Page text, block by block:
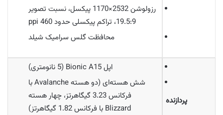
رزولوشن 2532×1170 پیکسل، نسبت تصویر
19.5:9، تراکم پیکسلی حدود 460 ppi
محافظت گلس سرامیک شیلد
پردازنده
اپل Bionic A15 (5 نانومتری)
شش هسته‌ای (دو هسته Avalanche با
فرکانس 3.23 گیگاهرتز، چهار هسته
Blizzard با فرکانس 1.82 گیگاهرتز)